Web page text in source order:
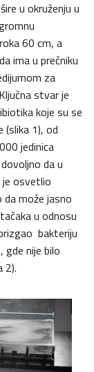
u okruženju u
60 cm, a
ima u prečniku
za
stvar je
koje su se
(slika 1), od
jedinica
da u
osvetlio
može jasno
u odnosu
bakteriju
gde nije bilo
2).